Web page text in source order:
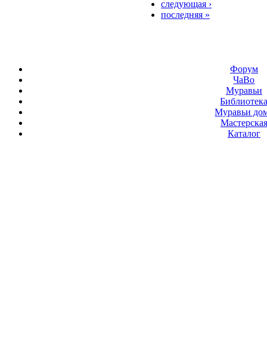
следующая ›
последняя »
Форум
ЧаВо
Муравьи
Муравьи
Мастерская
Каталог